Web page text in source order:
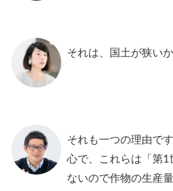
それは、国土が狭い
それも一つの理由で
心で、これらは「第
ないので作物の生産